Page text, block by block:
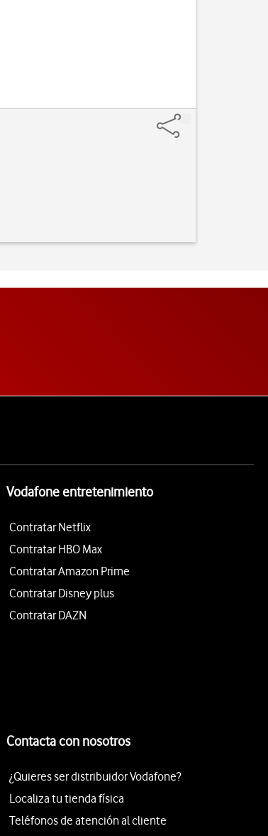
Vodafone entretenimiento
Contratar Netflix
Contratar HBO Max
Contratar Amazon Prime
Contratar Disney plus
Contratar DAZN
Contacta con nosotros
¿Quieres ser distribuidor Vodafone?
Localiza tu tienda física
Teléfonos de atención al cliente